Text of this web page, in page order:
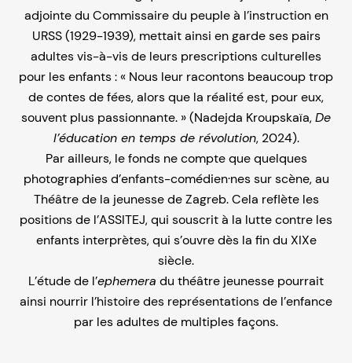
adjointe du Commissaire du peuple à l’instruction en
URSS (1929-1939), mettait ainsi en garde ses pairs
adultes vis-à-vis de leurs prescriptions culturelles
pour les enfants : « Nous leur racontons beaucoup trop
de contes de fées, alors que la réalité est, pour eux,
souvent plus passionnante. » (Nadejda Kroupskaïa,De
l’éducation en temps de révolution, 2024).
Par ailleurs, le fonds ne compte que quelques
photographies d’enfants-comédien·nes sur scène, au
Théâtre de la jeunesse de Zagreb. Cela reflète les
positions de l’ASSITEJ, qui souscrit à la lutte contre les
enfants interprètes, qui s’ouvre dès la fin du XIXe
siècle.
L’étude de l’ephemera du théâtre jeunesse pourrait
ainsi nourrir l’histoire des représentations de l’enfance
par les adultes de multiples façons.